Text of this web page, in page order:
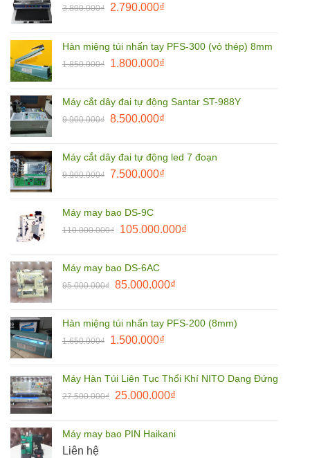
3.800.000₫
Giá
3.800.000₫.
2.790.000₫Giá
là:
2.790.000₫.
Hàn miệng túi nhấn tay PFS-300 (vỏ thép) 8mm
1.850.000₫
Giá
1.850.000₫.
1.800.000₫Giá
là:
1.800.000₫.
Máy cắt dây đai tự động Santar ST-988Y
9.900.000₫ Giá
9.900.000₫.
8.500.000₫Giá
là:
8.500.000₫.
Máy cắt dây đai tự động led 7 đoạn
9.900.000₫ Giá
9.900.000₫.
7.500.000₫Giá
7.500.000₫.
Máy may bao DS-9C
110.000.000₫
Giá
110.000.000₫.
105.000.000₫Giá
Máy may bao DS-6AC
95.000.000₫ Giá
95.000.000₫.
85.000.000₫Giá
là:
Hàn miệng túi nhấn tay PFS-200 (8mm)
1.650.000₫
Giá
1.650.000₫.
1.500.000₫Giá
là:
1.500.000₫.
Máy Hàn Túi Liên Tục Thổi Khí NITO Dạng Đứng
27.500.000₫
Giá
27.500.000₫.
25.000.000₫Giá
là:
Máy may bao PIN Haikani
Liên hệ